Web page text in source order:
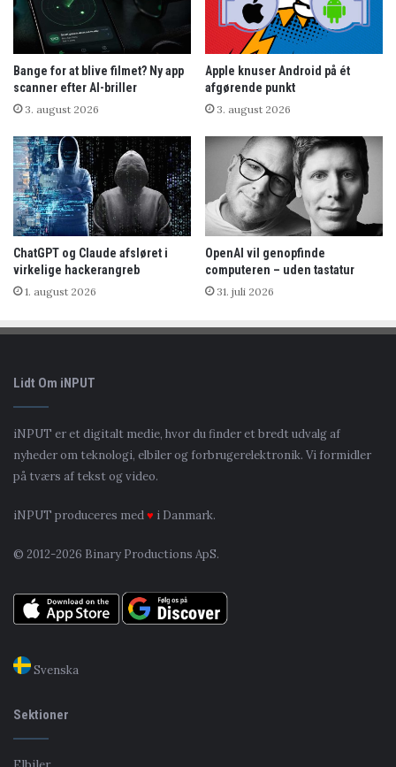
Bange for at blive filmet? Ny app
scanner efter AI-briller
3. august 2026
Apple knuser Android på ét
afgørende punkt
3. august 2026
ChatGPT og Claude afsløret i
virkelige hackerangreb
1. august 2026
OpenAI vil genopfinde
computeren – uden tastatur
31. juli 2026
Lidt Om iNPUT
iNPUT er et digitalt medie, hvor du finder et bredt udvalg af
nyheder om teknologi, elbiler og forbrugerelektronik. Vi formidler
på tværs af tekst og video.
iNPUT produceres med♥ i Danmark.
© 2012-2026 Binary Productions ApS.
Svenska
Sektioner